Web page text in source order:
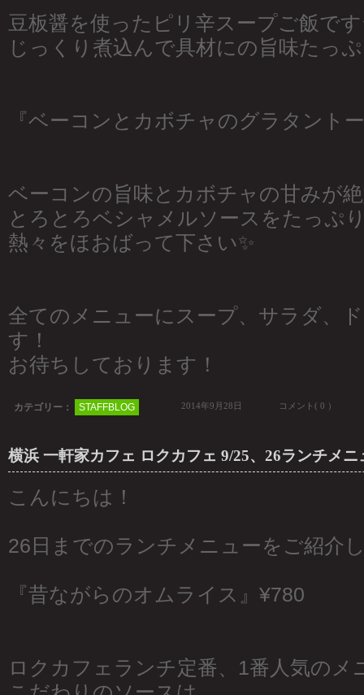
豆板醤を使ったピリ辛スープご飯です
じっくり煮込んで具材にの旨味たっ
『ベーコンとカボチャのグラタント
ベーコンの旨味とカボチャの甘みが
とろとろベシャメルソースをたっぷ
熱々をほおばって下さい✨
全てのメニューにスープ、サラダ、
す！
お待ちしております！
カテゴリー： STAFFBLOG 2014年9月28日 コメント( 0 ）
横浜 一軒家カフェ ロクカフェ 9/25、26ランチメニ
こんにちは！
26日までのランチメニューをご紹介
『昔ながらのオムライス』¥780
ロクカフェランチ定番、1番人気のメ